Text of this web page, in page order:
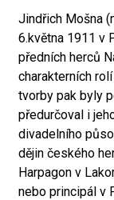
Jindřich Mošna
6.května 1911 v
předních herců
charakterních
tvorby pak byly
předurčoval i
divadelního
dějin českého
Harpagon v
nebo principál v